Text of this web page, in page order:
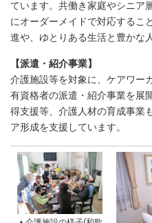
ています。共働き家庭やシニア
にオーダーメイドで対応するこ
進や、ゆとりある生活と豊かな
【派遣・紹介事業】
介護施設等を対象に、ケアワー
有資格者の派遣・紹介事業を展
得支援等、介護人材の育成事業
ア形成を支援しています。